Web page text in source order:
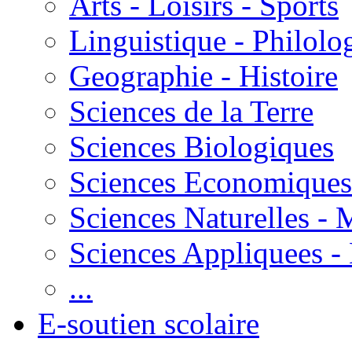
Linguistique -
Geographie - Histoire
Sciences de la Terre
Sciences Biologiques
Sciences Economiques
Sciences Naturelles -
Sciences Appliquees
...
E-soutien scolaire